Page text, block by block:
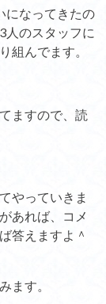
になってきたの
人のスタッフに
組んでます。
ますので、読
やっていきま
あれば、コメ
答えますよ＾
ます。